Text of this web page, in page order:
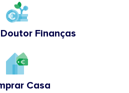
Doutor Finanças
Casa